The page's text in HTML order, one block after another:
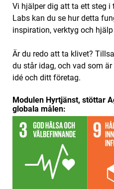
Vi hjälper dig att ta ett steg i
Labs kan du se hur detta
inspiration, verktyg och
Är du redo att ta klivet?
du står idag, och vad som
idé och ditt företag.
Modulen Hyrtjänst, stöttar
globala målen: